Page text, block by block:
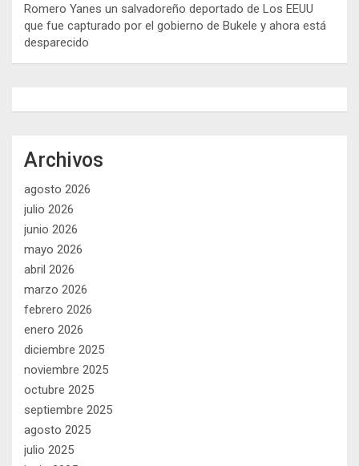
Romero Yanes un salvadoreño deportado de Los EEUU
que fue capturado por el gobierno de Bukele y ahora está
desparecido
Archivos
agosto 2026
julio 2026
junio 2026
mayo 2026
abril 2026
marzo 2026
febrero 2026
enero 2026
diciembre 2025
noviembre 2025
octubre 2025
septiembre 2025
agosto 2025
julio 2025